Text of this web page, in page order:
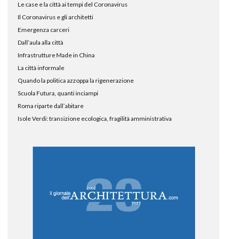
Le case e la città ai tempi del Coronavirus
Il Coronavirus e gli architetti
Emergenza carceri
Dall’aula alla città
Infrastrutture Made in China
La città informale
Quando la politica azzoppa la rigenerazione
Scuola Futura, quanti inciampi
Roma riparte dall’abitare
Isole Verdi: transizione ecologica, fragilità amministrativa